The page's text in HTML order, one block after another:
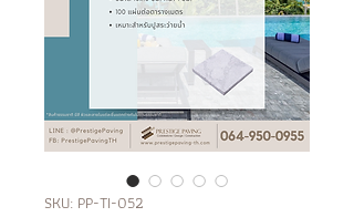
SKU: PP-TI-052